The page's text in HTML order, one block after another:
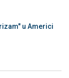
u Americi